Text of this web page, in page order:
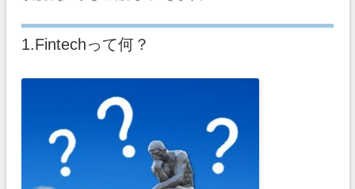
1.Fintechって何？